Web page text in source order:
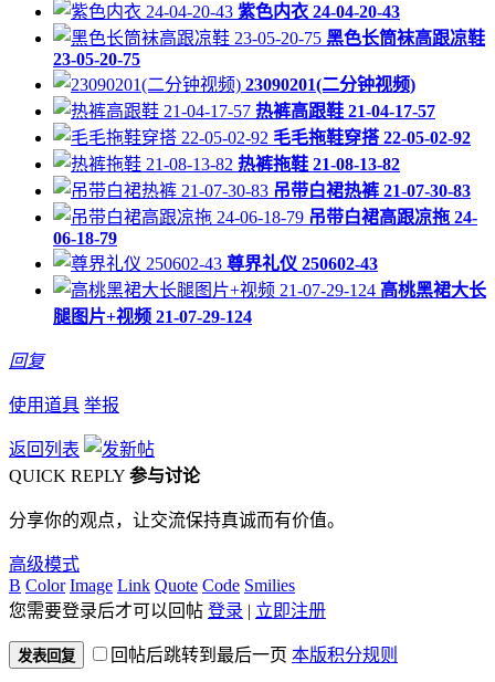
紫色内衣 24-04-20-43
黑色长筒袜高跟凉鞋
23-05-20-75
23090201(二分钟视频)
热裤高跟鞋 21-04-17-57
毛毛拖鞋穿搭 22-05-02-92
热裤拖鞋 21-08-13-82
吊带白裙热裤 21-07-30-83
吊带白裙高跟凉拖 24-
06-18-79
尊界礼仪 250602-43
高桃黑裙大长
腿图片+视频 21-07-29-124
回复
使用道具 举报
返回列表
QUICK REPLY 参与讨论
分享你的观点，让交流保持真诚而有价值。
高级模式
B Color Image Link Quote Code Smilies
您需要登录后才可以回帖 登录 | 立即注册
发表回复 回帖后跳转到最后一页 本版积分规则